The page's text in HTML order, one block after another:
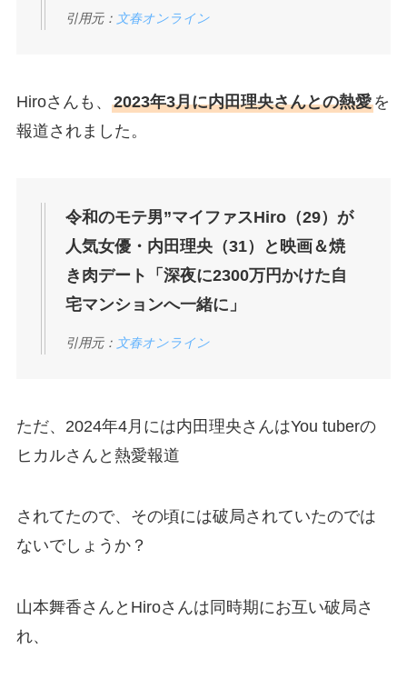
引用元： 文春オンライン
Hiroさんも、 2023年3月に内田理央さんとの熱愛を
報道されました。
令和のモテ男”マイファスHiro（29）が
人気女優・内田理央（31）と映画＆焼
き肉デート「深夜に2300万円かけた自
宅マンションへ一緒に」
引用元： 文春オンライン
ただ、2024年4月には内田理央さんはYou tuberの
ヒカルさんと熱愛報道
されてたので、その頃には破局されていたのでは
ないでしょうか？
山本舞香さんとHiroさんは同時期にお互い破局さ
れ、